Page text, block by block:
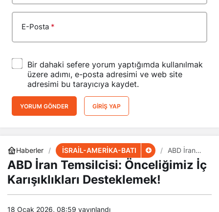
E-Posta *
Bir dahaki sefere yorum yaptığımda kullanılmak
üzere adımı, e-posta adresimi ve web site
adresimi bu tarayıcıya kaydet.
YORUM GÖNDER GIRIŞ YAP
Haberler İSRAİL-AMERİKA-BATI
ABD İran
Temsilcisi:
Önceliğimiz
ABD İran Temsilcisi: Önceliğimiz İç
Karışıklıkları Desteklemek!
18 Ocak 2026, 08:59 yayınlandı